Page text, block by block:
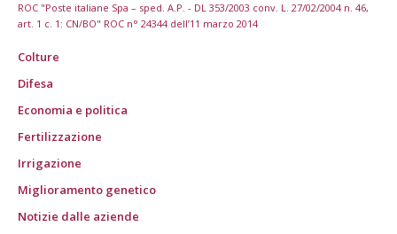
ROC "Poste italiane Spa – sped. A.P. - DL 353/2003 conv. L. 27/02/2004 n. 46,
art. 1 c. 1: CN/BO" ROC n° 24344 dell’11 marzo 2014
Colture
Difesa
Economia e politica
Fertilizzazione
Irrigazione
Miglioramento genetico
Notizie dalle aziende